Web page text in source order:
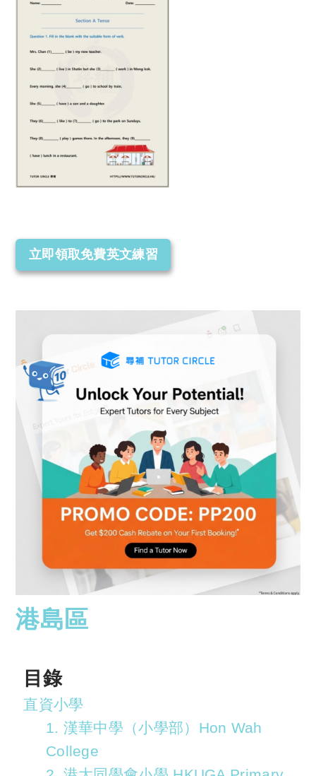
立即領取免費英文練習
港島區
目錄
直資小學
1. 漢華中學（小學部）Hon Wah
College